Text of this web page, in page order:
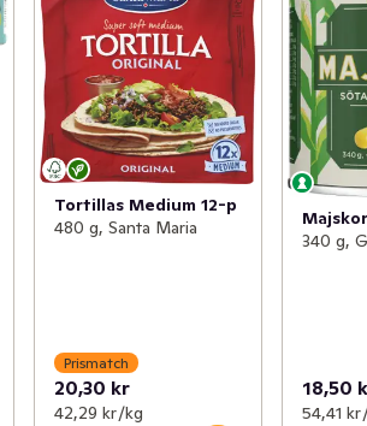
Tortillas Medium 12-p
480 g, Santa Maria
Prismatch
20,30 kr
42,29 kr /kg
340 g,
18,50
54,41 kr